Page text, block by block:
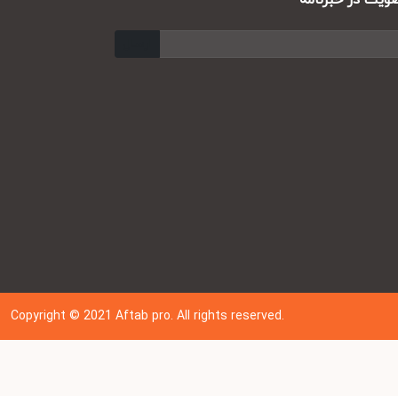
Copyright © 202 1Aftab pro. All rights reserved.